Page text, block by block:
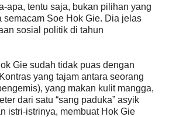
apa, tentu saja, bukan pilihan yang
semacam Soe Hok Gie. Dia jelas
sosial politik di tahun
Gie sudah tidak puas dengan
yang tajam antara seorang
yang makan kulit mangga,
dari satu “sang paduka” asyik
istri-istrinya, membuat Hok Gie